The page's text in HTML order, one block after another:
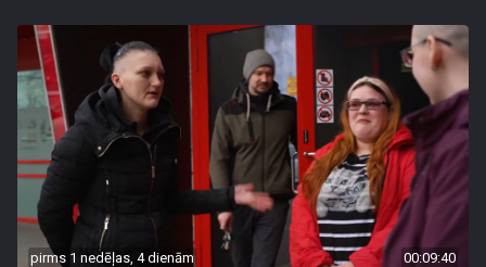
pirms 1 nedēļas, 4 dienām 00:09:40